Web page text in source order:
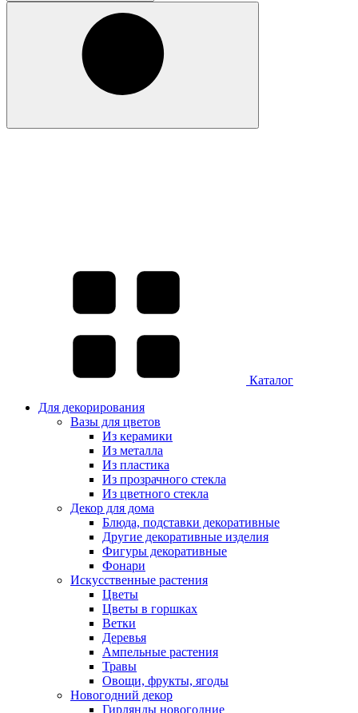
Каталог
Для декорирования
Вазы для цветов
Из керамики
Из металла
Из пластика
Из прозрачного стекла
Из цветного стекла
Декор для дома
Блюда, подставки декоративные
Другие декоративные изделия
Фигуры декоративные
Фонари
Искусственные растения
Цветы
Цветы в горшках
Ветки
Деревья
Ампельные растения
Травы
Овощи, фрукты, ягоды
Новогодний декор
Гирлянды новогодние